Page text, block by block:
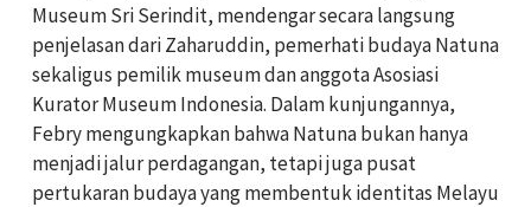
Museum Sri Serindit, mendengar secara langsung
penjelasan dari Zaharuddin, pemerhati budaya Natuna
sekaligus pemilik museum dan anggota Asosiasi
Kurator Museum Indonesia. Dalam kunjungannya,
Febry mengungkapkan bahwa Natuna bukan hanya
menjadi jalur perdagangan, tetapi juga pusat
pertukaran budaya yang membentuk identitas Melayu